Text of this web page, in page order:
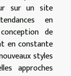
sur un site
en
de
en constante
styles
approches